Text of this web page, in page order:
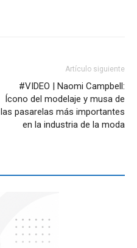
Artículo siguiente
#VIDEO | Naomi Campbell:
Ícono del modelaje y musa de
las pasarelas más importantes
en la industria de la moda